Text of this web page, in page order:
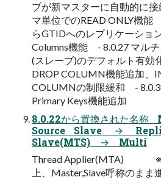
ブが新マスターに自動的に
マ単位でのREAD ONLY機
らGTIDへのレプリケーシ
Columns機能 - 8.0.27 マル
(スレーブ)のデフォルト有
DROP COLUMN機能追加、
COLUMNの制限緩和 -
Primary Keys機能追加
8.0.22から置換された
Source Slave →
Slave(MTS) → Multi
Thread Applier(MTA) ※
上、Master,Slave呼称のまま